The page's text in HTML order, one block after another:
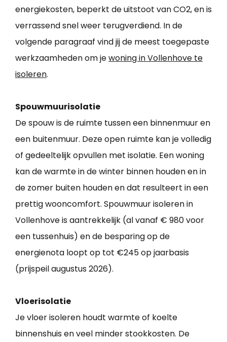
energiekosten, beperkt de uitstoot van CO2, en is
verrassend snel weer terugverdiend. In de
volgende paragraaf vind jij de meest toegepaste
werkzaamheden om jewoning in Vollenhove te
isoleren.
Spouwmuurisolatie
De spouw is de ruimte tussen een binnenmuur en
een buitenmuur. Deze open ruimte kan je volledig
of gedeeltelijk opvullen met isolatie. Een woning
kan de warmte in de winter binnen houden en in
de zomer buiten houden en dat resulteert in een
prettig wooncomfort. Spouwmuur isoleren in
Vollenhove is aantrekkelijk (al vanaf € 980 voor
een tussenhuis) en de besparing op de
energienota loopt op tot €245 op jaarbasis
(prijspeil augustus 2026).
Vloerisolatie
Je vloer isoleren houdt warmte of koelte
binnenshuis en veel minder stookkosten. De